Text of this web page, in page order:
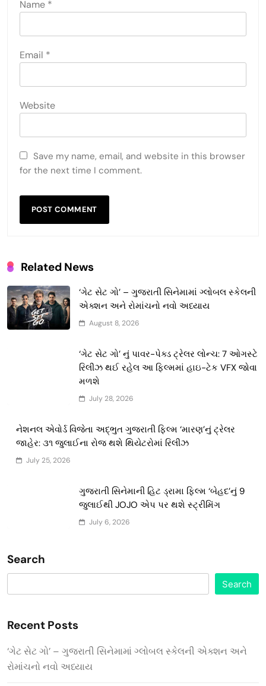
Name *
Email *
Website
Save my name, email, and website in this browser
for the next time I comment.
Related News
‘ગેટ સેટ ગો’ – ગુજરાતી સિનેમામાં ગ્લોબલ સ્કેલની
એક્શન અને રોમાંચનો નવો અધ્યાય
August 8, 2026
‘ગેટ સેટ ગો’ નું પાવર-પેક્ડ ટ્રેલર લોન્ચ: 7 ઓગસ્ટે
રિલીઝ થઈ રહેલ આ ફિલ્મમાં હાઇ-ટેક VFX જોવા
મળશે
July 28, 2026
નેશનલ એવોર્ડ વિજેતા અદ્ભુત ગુજરાતી ફિલ્મ ‘મારણ’નું ટ્રેલર
જાહેર: ૩૧ જુલાઈના રોજ થશે થિયેટરોમાં રિલીઝ
July 25, 2026
ગુજરાતી સિનેમાની હિટ ડ્રામા ફિલ્મ ‘બેહદ’નું 9
જુલાઈથી JOJO એપ પર થશે સ્ટ્રીમિંગ
July 6, 2026
Search
Search
Recent Posts
‘ગેટ સેટ ગો’ – ગુજરાતી સિનેમામાં ગ્લોબલ સ્કેલની એક્શન અને
રોમાંચનો નવો અધ્યાય